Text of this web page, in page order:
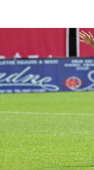
”Toţi
colegii
mă
încurajea
ză să trag
tot
timpul la